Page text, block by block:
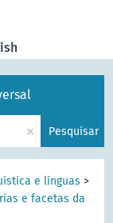
× Pesquisar
e línguas >
e facetas da